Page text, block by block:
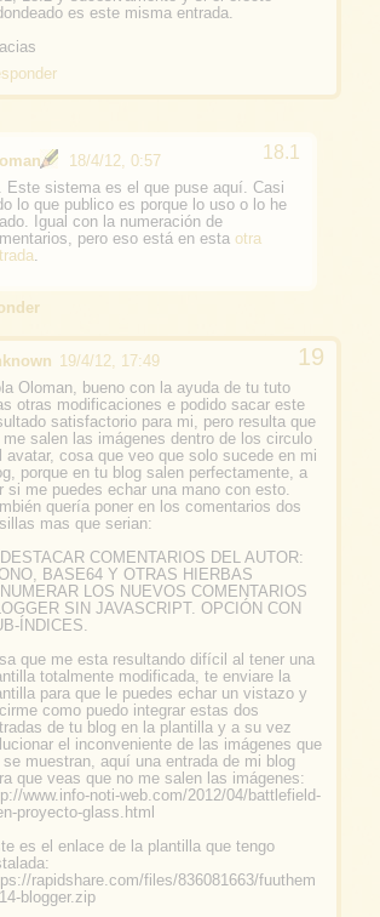
es este misma entrada.
18/4/12, 0:57
Este sistema es el que puse aquí. Casi
lo que publico es porque lo uso o lo he
Igual con la numeración de
pero eso está en esta otra
.
19/4/12, 17:49
Oloman, bueno con la ayuda de tu tuto
otras modificaciones e podido sacar este
satisfactorio para mi, pero resulta que
me salen las imágenes dentro de los circulo
avatar, cosa que veo que solo sucede en mi
porque en tu blog salen perfectamente, a
si me puedes echar una mano con esto.
quería poner en los comentarios dos
mas que serian:
COMENTARIOS DEL AUTOR:
BASE64 Y OTRAS HIERBAS
LOS NUEVOS COMENTARIOS
SIN JAVASCRIPT. OPCIÓN CON
ÍNDICES.
que me esta resultando difícil al tener una
totalmente modificada, te enviare la
para que le puedes echar un vistazo y
como puedo integrar estas dos
de tu blog en la plantilla y a su vez
el inconveniente de las imágenes que
se muestran, aquí una entrada de mi blog
que veas que no me salen las imágenes:
www.info-noti-web.com/2012/04/battlefield-
proyecto-glass.html
es el enlace de la plantilla que tengo
rapidshare.com/files/836081663/fuuthem
blogger.zip